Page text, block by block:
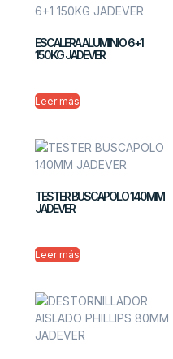
ESCALERA ALUMINIO 6+1
150KG JADEVER
Leer más
TESTER BUSCAPOLO 140MM
JADEVER
Leer más